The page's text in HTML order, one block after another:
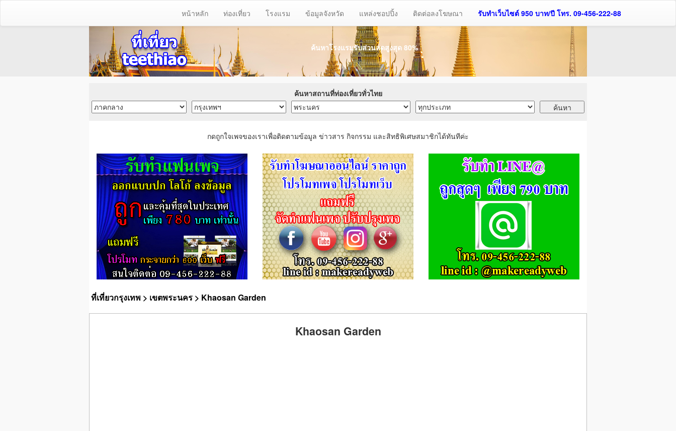
หน้าหลัก ท่องเที่ยว โรงแรม ข้อมูลจังหวัด แหล่งชอปปิ้ง ติดต่อลงโฆษณา รับทำเว็บไซต์ 950 บาท/ปี โทร. 09-456-222-88
ค้นหาโรงแรมรับส่วนลดสูงสุด 80%
ค้นหาสถานที่ท่องเที่ยวทั่วไทย
กดถูกใจเพจของเราเพื่อติดตามข้อมูล ข่าวสาร กิจกรรม และสิทธิพิเศษสมาชิกได้ทันทีค่ะ
ที่เที่ยวกรุงเทพ > เขตพระนคร > Khaosan Garden
Khaosan Garden